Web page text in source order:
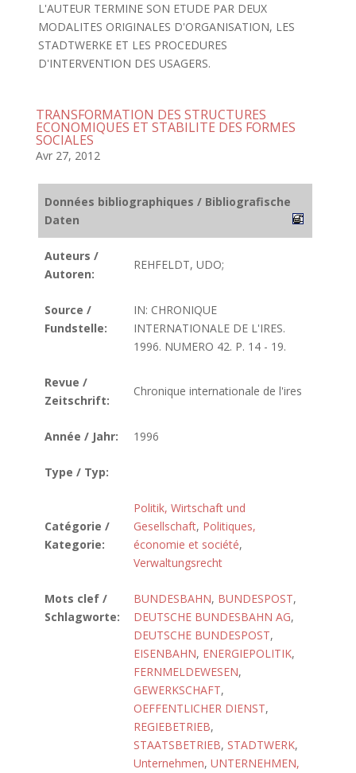
L'AUTEUR TERMINE SON ETUDE PAR DEUX
MODALITES ORIGINALES D'ORGANISATION, LES
STADTWERKE ET LES PROCEDURES
D'INTERVENTION DES USAGERS.
TRANSFORMATION DES STRUCTURES
ECONOMIQUES ET STABILITE DES FORMES
SOCIALES
Avr 27, 2012
Données bibliographiques / Bibliografische
Daten
Auteurs /
Autoren:
REHFELDT, UDO;
Source /
Fundstelle:
IN: CHRONIQUE
INTERNATIONALE DE L'IRES.
1996. NUMERO 42. P. 14 - 19.
Revue /
Zeitschrift:
Chronique internationale de l'ires
Année / Jahr: 1996
Type / Typ:
Catégorie /
Kategorie:
Politik, Wirtschaft und
Gesellschaft, Politiques,
économie et société,
Verwaltungsrecht
Mots clef /
Schlagworte:
BUNDESBAHN, BUNDESPOST,
DEUTSCHE BUNDESBAHN AG,
DEUTSCHE BUNDESPOST,
EISENBAHN, ENERGIEPOLITIK,
FERNMELDEWESEN,
GEWERKSCHAFT,
OEFFENTLICHER DIENST,
REGIEBETRIEB,
STAATSBETRIEB, STADTWERK,
Unternehmen, UNTERNEHMEN,